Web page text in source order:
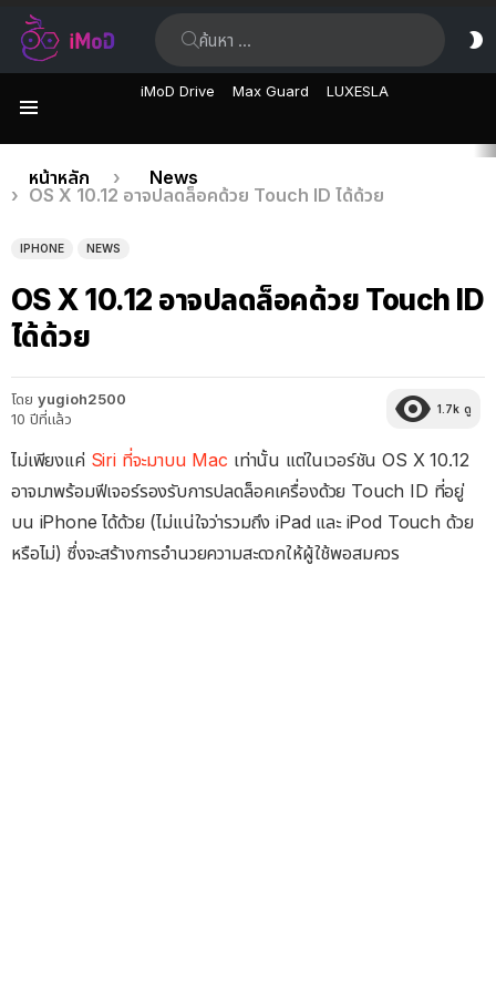
iMoD Drive Max Guard LUXESLA
เรื่อง
ล่าสุด
คุณอยู่ที่นี่:
หน้าหลัก
News
OS X 10.12 อาจปลดล็อคด้วย Touch ID ได้ด้วย
IPHONE NEWS
OS X 10.12 อาจปลดล็อคด้วย Touch ID
ได้ด้วย
โดย yugioh2500
10 ปีที่แล้ว
1.7k ดู
ไม่เพียงแค่ Siri ที่จะมาบน Mac เท่านั้น แต่ในเวอร์ชัน OS X 10.12
อาจมาพร้อมฟีเจอร์รองรับการปลดล็อคเครื่องด้วย Touch ID ที่อยู่
บน iPhone ได้ด้วย (ไม่แน่ใจว่ารวมถึง iPad และ iPod Touch ด้วย
หรือไม่) ซึ่งจะสร้างการอำนวยความสะดวกให้ผู้ใช้พอสมควร